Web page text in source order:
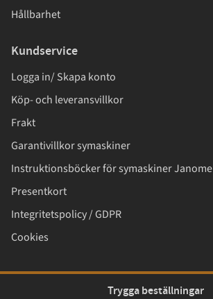
Hållbarhet
Kundservice
Logga in/ Skapa konto
Köp- och leveransvillkor
Frakt
Garantivillkor symaskiner
Instruktionsböcker för symaskiner Janome
Presentkort
Integritetspolicy / GDPR
Cookies
Trygga beställningar